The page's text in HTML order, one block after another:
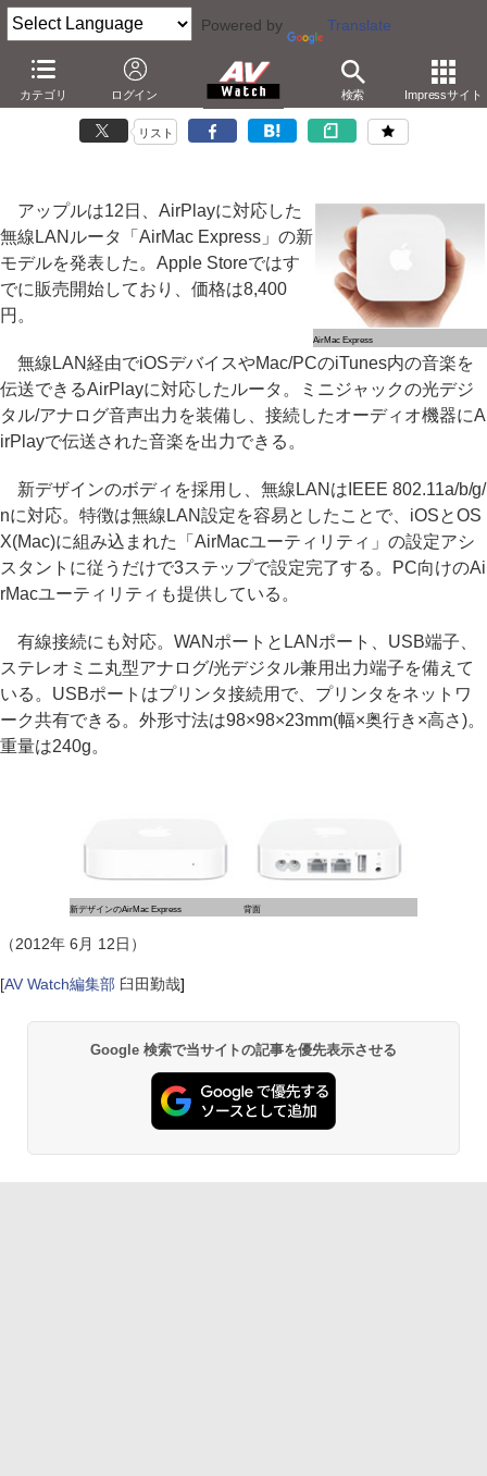
Powered by Translate
カテゴリ ログイン 検索 Impressサイト
Apple、新デザイン/AirPlay対応の「AirMac Express」
－8,400円。3ステップで無線LAN設定。LANも
リスト
AirMac Express
アップルは12日、AirPlayに対応した
無線LANルータ「AirMac Express」の新
モデルを発表した。Apple Storeではす
でに販売開始しており、価格は8,400
円。
無線LAN経由でiOSデバイスやMac/PCのiTunes内の音楽を
伝送できるAirPlayに対応したルータ。ミニジャックの光デジ
タル/アナログ音声出力を装備し、接続したオーディオ機器にA
irPlayで伝送された音楽を出力できる。
新デザインのボディを採用し、無線LANはIEEE 802.11a/b/g/
nに対応。特徴は無線LAN設定を容易としたことで、iOSとOS
X(Mac)に組み込まれた「AirMacユーティリティ」の設定アシ
スタントに従うだけで3ステップで設定完了する。PC向けのAi
rMacユーティリティも提供している。
有線接続にも対応。WANポートとLANポート、USB端子、
ステレオミニ丸型アナログ/光デジタル兼用出力端子を備えて
いる。USBポートはプリンタ接続用で、プリンタをネットワ
ーク共有できる。外形寸法は98×98×23mm(幅×奥行き×高さ)。
重量は240g。
新デザインのAirMac Express 背面
（2012年 6月 12日）
[AV Watch編集部 臼田勤哉]
Google 検索で当サイトの記事を優先表示させる